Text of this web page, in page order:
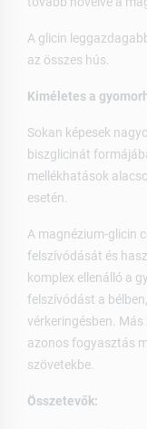
A glicin
az összes hús.
Kiméletes a
Sokan képesek
biszglicinát
mellékhatások
esetén.
A magnézium-glicin
felszívódását és
komplex ellenálló a
felszívódást a
vérkeringésben.
azonos fogyasztás
szövetekbe.
Összetevők: